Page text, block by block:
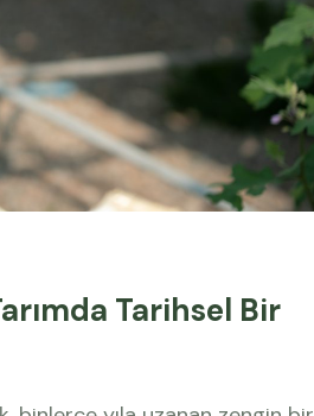
Tarihsel Bir